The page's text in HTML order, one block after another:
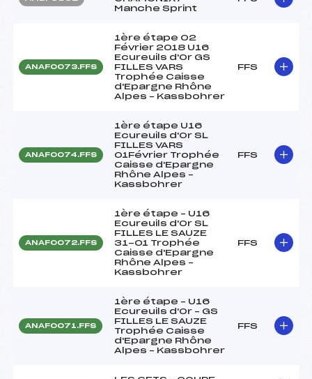
Manche Sprint
ANAF0073.FFS
1ère étape 02
Février 2018 U16
Ecureuils d'Or GS
FILLES VARS
Trophée Caisse
d'Epargne Rhône
Alpes – Kassbohrer
FFS
ANAF0074.FFS
1ère étape U16
Ecureuils d'Or SL
FILLES VARS
01Février Trophée
Caisse d'Epargne
Rhône Alpes –
Kassbohrer
FFS
ANAF0072.FFS
1ère étape – U16
Ecureuils d'Or SL
FILLES LE SAUZE
31-01 Trophée
Caisse d'Epargne
Rhône Alpes –
Kassbohrer
FFS
ANAF0071.FFS
1ère étape – U16
Ecureuils d'Or – GS
FILLES LE SAUZE
Trophée Caisse
d'Epargne Rhône
Alpes – Kassbohrer
FFS